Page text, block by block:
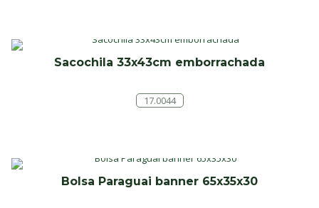
Sacochila 33x43cm emborrachada
17.0044
Bolsa Paraguai banner 65x35x30